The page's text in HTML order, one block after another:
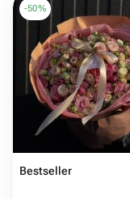
-50%
Bestseller